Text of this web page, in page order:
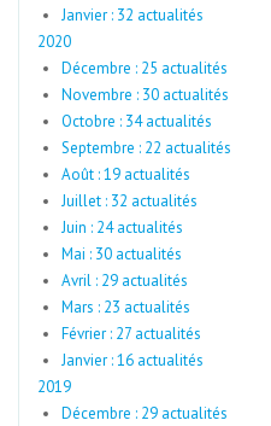
Janvier : 32 actualités
2020
Décembre : 25 actualités
Novembre : 30 actualités
Octobre : 34 actualités
Septembre : 22 actualités
Août : 19 actualités
Juillet : 32 actualités
Juin : 24 actualités
Mai : 30 actualités
Avril : 29 actualités
Mars : 23 actualités
Février : 27 actualités
Janvier : 16 actualités
2019
Décembre : 29 actualités